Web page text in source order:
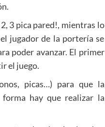
3 pica pared!, mientras lo
jugador de la portería se
poder avanzar. El primer
el juego.
picas…) para que la
hay que realizar la